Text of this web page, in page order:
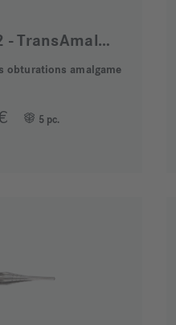
H32 - TransAmalgam
obturations amalgame
5 pc.